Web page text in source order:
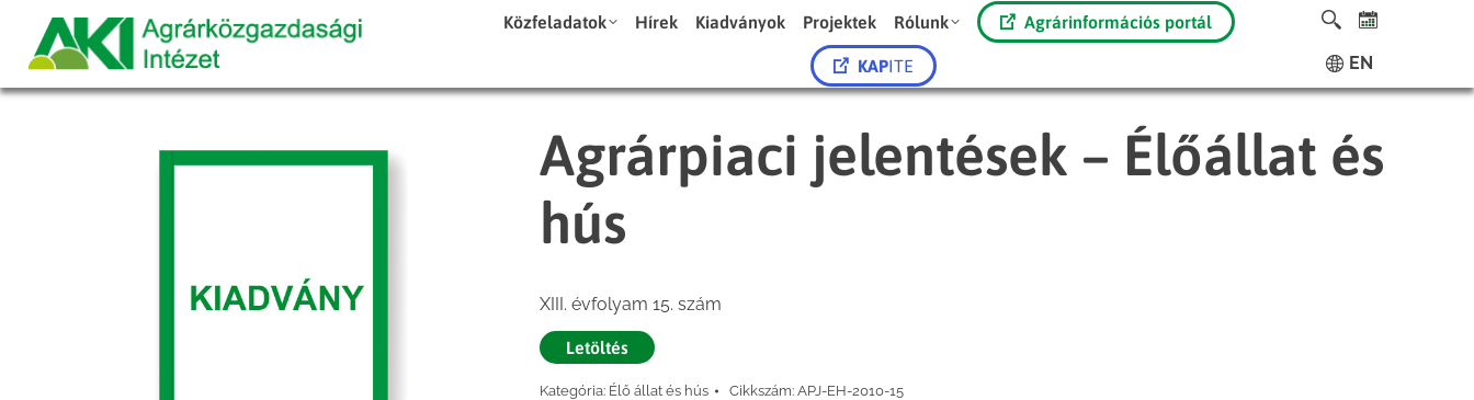
Közfeladatok Hírek Kiadványok Projektek Rólunk Agrárinformációs portál
KAPITE EN
Agrárpiaci jelentések – Élőállat és
hús
XIII. évfolyam 15. szám
Letöltés
Kategória: Élő állat és hús Cikkszám: APJ-EH-2010-15